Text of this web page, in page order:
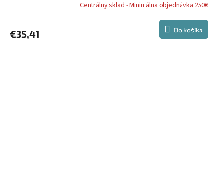
Centrálny sklad - Minimálna objednávka 250€
€35,41 Do košíka